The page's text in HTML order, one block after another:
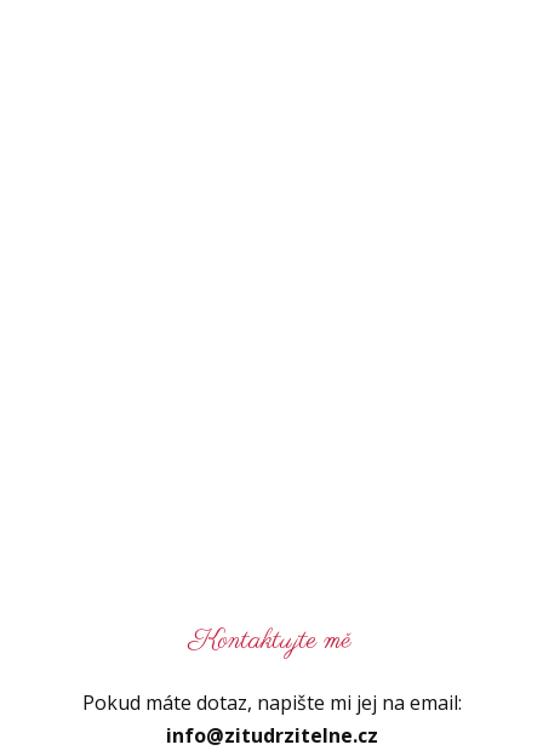
Kontaktujte mě
Pokud máte dotaz, napište mi jej na email:
info@zitudrzitelne.cz